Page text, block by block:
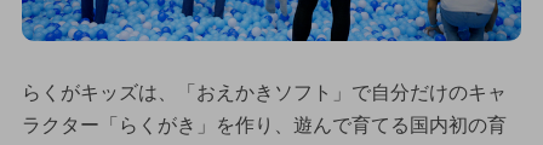
らくがキッズは、「おえかきソフト」で自分だけのキャ
ラクター「らくがき」を作り、遊んで育てる国内初の育